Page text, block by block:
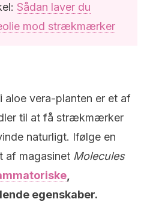
Sådan laver du
mod strækmærker
aloe vera-planten er et af
til at få strækmærker
naturligt. Ifølge en
af magasinet Molecules
egenskaber.